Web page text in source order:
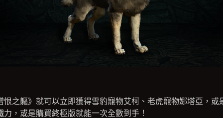
恨之軀》就可以立即獲得雪豹寵物艾柯、老虎寵物娜塔亞，或
力，或是購買終極版就能一次全數到手！